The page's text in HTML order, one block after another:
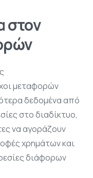
στον
μεταφορών
δεδομένα από
στο διαδίκτυο,
να αγοράζουν
χρημάτων και
διάφορων